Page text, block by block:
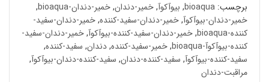
برچسب: bioaqua
, بیوآکوآ,خمیر-دندان,خمیر-دندان-bioaqua
,
خمیر-دندان-بیوآکوآ,خمیر-دندان-سفید-کننده,خمیر-دندان-سفید-
کننده-bioaqua
,خمیر-دندان-سفید-کننده-بیوآکوآ,خمیر-دندان-سفید-
کننده-بیوآکوآ-bioaqua
,خمیر-سفید-کننده,دندان, سفید-کننده,
سفید-کننده-بیوآکوآ, سفید-کننده-دندان, سفید-کننده-دندان-بیوآکوآ,
مراقبت-دندان